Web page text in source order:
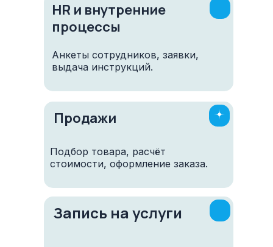
Продажи
Подбор товара, расчёт
стоимости, оформление заказа.
Запись на услуги
HR и внутренние
процессы
Анкеты сотрудников, заявки,
выдача инструкций.